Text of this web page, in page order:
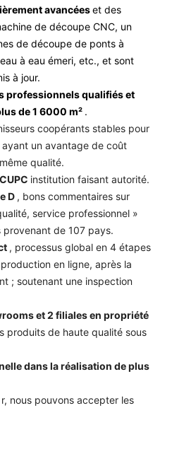
avancéeset des
de découpe CNC, un
de découpe de ponts à
à eau émeri, etc., et sont
à jour.
professionnels qualifiés et
de 1 6000 m² .
coopérants stables pour
un avantage de coût
qualité.
institution faisant autorité.
D , bons commentaires sur
service professionnel »
de 107 pays.
, processus global en 4 étapes
en ligne, après la
; soutenant une inspection
et 2 filiales en propriété
produits de haute qualité sous
dans la réalisation de plus
r, nous pouvons accepter les